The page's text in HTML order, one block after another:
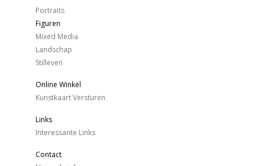
Portraits
Figuren
Mixed Media
Landschap
Stilleven
Online Winkel
Kunstkaart Versturen
Links
Interessante Links
Contact